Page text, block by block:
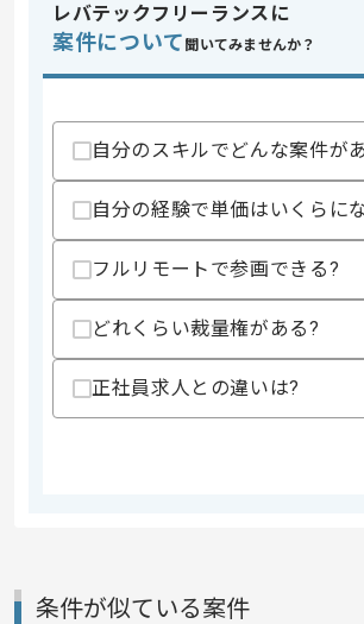
スキルに不安がある
上記に似た経験や
その他募集要項
募集人数
エージェントからのコ
メント
今回は金融業界
PM経験を活かし
レバテックフリーランスに
案件について 聞いてみませんか？
自分のスキルでどんな案件が
自分の経験で単価はいくらに
フルリモートで参画できる?
どれくらい裁量権がある?
正社員求人との違いは?
条件が似ている案件